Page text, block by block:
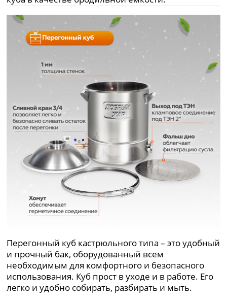
Перегонный куб кастрюльного типа – это удобный
и прочный бак, оборудованный всем
необходимым для комфортного и безопасного
использования. Куб прост в уходе и в работе. Его
легко и удобно собирать, разбирать и мыть.